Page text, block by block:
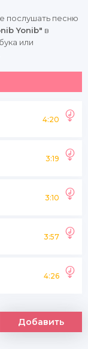
послушать песню
Yonib" в
или
4:20
3:19
3:10
3:57
4:26
Добавить